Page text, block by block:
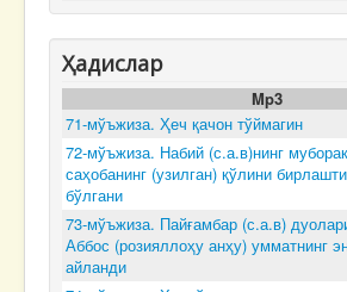
Ҳадислар
Mp3
71-мўъжиза. Ҳеч қачон тўймагин
72-мўъжиза. Набий (с.а.в)нинг
саҳобанинг (узилган) қўлини
бўлгани
73-мўъжиза. Пайғамбар (с.а.в)
Аббос (розияллоҳу анҳу) умматнинг
айланди